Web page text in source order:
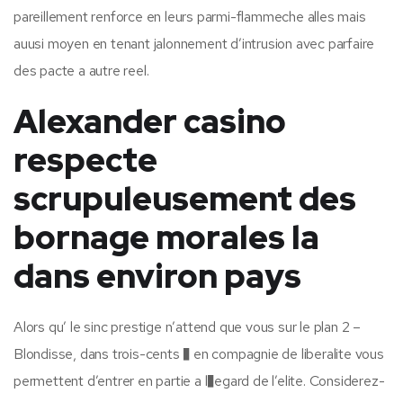
pareillement renforce en leurs parmi-flammeche alles mais
auusi moyen en tenant jalonnement d’intrusion avec parfaire
des pacte a autre reel.
Alexander casino
respecte
scrupuleusement des
bornage morales la
dans environ pays
Alors qu’ le sinc prestige n’attend que vous sur le plan 2 –
Blondisse, dans trois-cents � en compagnie de liberalite vous
permettent d’entrer en partie a l�egard de l’elite. Considerez-